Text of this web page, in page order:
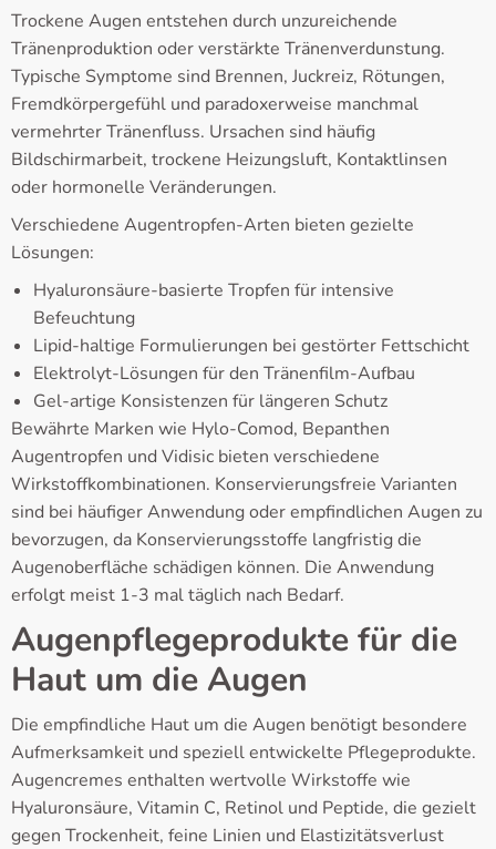
Trockene Augen entstehen durch unzureichende
Tränenproduktion oder verstärkte Tränenverdunstung.
Typische Symptome sind Brennen, Juckreiz, Rötungen,
Fremdkörpergefühl und paradoxerweise manchmal
vermehrter Tränenfluss. Ursachen sind häufig
Bildschirmarbeit, trockene Heizungsluft, Kontaktlinsen
oder hormonelle Veränderungen.
Verschiedene Augentropfen-Arten bieten gezielte
Lösungen:
Hyaluronsäure-basierte Tropfen für intensive
Befeuchtung
Lipid-haltige Formulierungen bei gestörter Fettschicht
Elektrolyt-Lösungen für den Tränenfilm-Aufbau
Gel-artige Konsistenzen für längeren Schutz
Bewährte Marken wie Hylo-Comod, Bepanthen
Augentropfen und Vidisic bieten verschiedene
Wirkstoffkombinationen. Konservierungsfreie Varianten
sind bei häufiger Anwendung oder empfindlichen Augen zu
bevorzugen, da Konservierungsstoffe langfristig die
Augenoberfläche schädigen können. Die Anwendung
erfolgt meist 1-3 mal täglich nach Bedarf.
Augenpflegeprodukte für die
Haut um die Augen
Die empfindliche Haut um die Augen benötigt besondere
Aufmerksamkeit und speziell entwickelte Pflegeprodukte.
Augencremes enthalten wertvolle Wirkstoffe wie
Hyaluronsäure, Vitamin C, Retinol und Peptide, die gezielt
gegen Trockenheit, feine Linien und Elastizitätsverlust